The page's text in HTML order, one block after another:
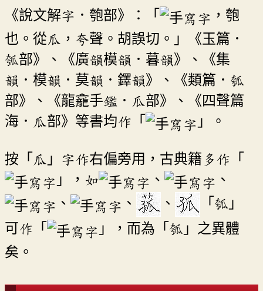
《說文解字．匏部》：「
，匏
也。從瓜，夸聲。胡誤切。」《玉篇．
瓠部》、《廣韻模韻．暮韻》、《集
韻．模韻．莫韻．鐸韻》、《類篇．瓠
部》、《龍龕手鑑．瓜部》、《四聲篇
海．瓜部》等書均作「
」。
按「瓜」字作右偏旁用，古典籍多作「
」，如
、
、
、
、 、
「瓠」
可作「
」，而為「瓠」之異體
矣。